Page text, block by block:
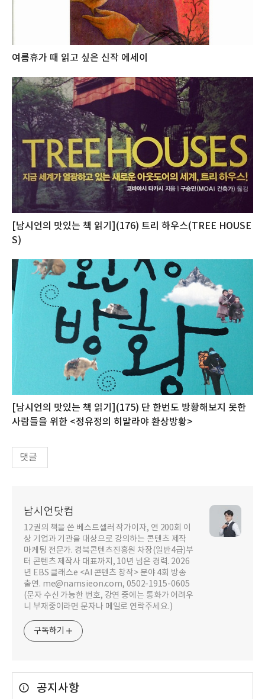
여름휴가 때 읽고 싶은 신작 에세이
[남시언의 맛있는 책 읽기](176) 트리 하우스(TREE HOUSE
S)
[남시언의 맛있는 책 읽기](175) 단 한번도 방황해보지 못한
사람들을 위한 <정유정의 히말라야 환상방황>
댓글
남시언닷컴
12권의 책을 쓴 베스트셀러 작가이자, 연 200회 이
상 기업과 기관을 대상으로 강의하는 콘텐츠 제작
마케팅 전문가. 경북콘텐츠진흥원 차장(일반4급)부
터 콘텐츠 제작사 대표까지, 10년 넘은 경력. 2026
년 EBS 클래스e <AI 콘텐츠 창작> 분야 4회 방송
출연. me@namsieon.com, 0502-1915-0605
(문자 수신 가능한 번호, 강연 중에는 통화가 어려우
니 부재중이라면 문자나 메일로 연락주세요.)
구독하기
공지사항